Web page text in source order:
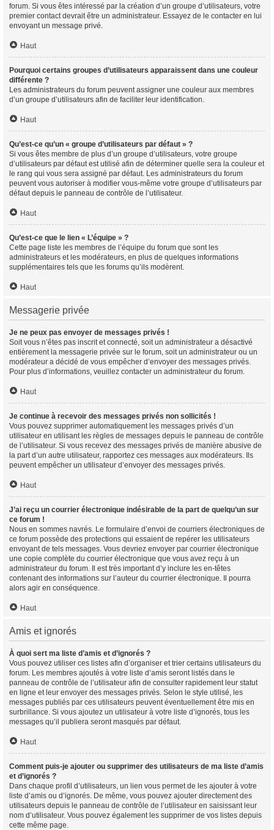
forum. Si vous êtes intéressé par la création d’un groupe d’utilisateurs, votre
premier contact devrait être un administrateur. Essayez de le contacter en lui
envoyant un message privé.
Haut
Pourquoi certains groupes d’utilisateurs apparaissent dans une couleur
différente ?
Les administrateurs du forum peuvent assigner une couleur aux membres
d’un groupe d’utilisateurs afin de faciliter leur identification.
Haut
Qu’est-ce qu’un « groupe d’utilisateurs par défaut » ?
Si vous êtes membre de plus d’un groupe d’utilisateurs, votre groupe
d’utilisateurs par défaut est utilisé afin de déterminer quelle sera la couleur et
le rang qui vous sera assigné par défaut. Les administrateurs du forum
peuvent vous autoriser à modifier vous-même votre groupe d’utilisateurs par
défaut depuis le panneau de contrôle de l’utilisateur.
Haut
Qu’est-ce que le lien « L’équipe » ?
Cette page liste les membres de l’équipe du forum que sont les
administrateurs et les modérateurs, en plus de quelques informations
supplémentaires tels que les forums qu’ils modèrent.
Haut
Messagerie privée
Je ne peux pas envoyer de messages privés !
Soit vous n’êtes pas inscrit et connecté, soit un administrateur a désactivé
entièrement la messagerie privée sur le forum, soit un administrateur ou un
modérateur a décidé de vous empêcher d’envoyer des messages privés.
Pour plus d’informations, veuillez contacter un administrateur du forum.
Haut
Je continue à recevoir des messages privés non sollicités !
Vous pouvez supprimer automatiquement les messages privés d’un
utilisateur en utilisant les règles de messages depuis le panneau de contrôle
de l’utilisateur. Si vous recevez des messages privés de manière abusive de
la part d’un autre utilisateur, rapportez ces messages aux modérateurs. Ils
peuvent empêcher un utilisateur d’envoyer des messages privés.
Haut
J’ai reçu un courrier électronique indésirable de la part de quelqu’un sur
ce forum !
Nous en sommes navrés. Le formulaire d’envoi de courriers électroniques de
ce forum possède des protections qui essaient de repérer les utilisateurs
envoyant de tels messages. Vous devriez envoyer par courrier électronique
une copie complète du courrier électronique que vous avez reçu à un
administrateur du forum. Il est très important d’y inclure les en-têtes
contenant des informations sur l’auteur du courrier électronique. Il pourra
alors agir en conséquence.
Haut
Amis et ignorés
À quoi sert ma liste d’amis et d’ignorés ?
Vous pouvez utiliser ces listes afin d’organiser et trier certains utilisateurs du
forum. Les membres ajoutés à votre liste d’amis seront listés dans le
panneau de contrôle de l’utilisateur afin de consulter rapidement leur statut
en ligne et leur envoyer des messages privés. Selon le style utilisé, les
messages publiés par ces utilisateurs peuvent éventuellement être mis en
surbrillance. Si vous ajoutez un utilisateur à votre liste d’ignorés, tous les
messages qu’il publiera seront masqués par défaut.
Haut
Comment puis-je ajouter ou supprimer des utilisateurs de ma liste d’amis
et d’ignorés ?
Dans chaque profil d’utilisateurs, un lien vous permet de les ajouter à votre
liste d’amis ou d’ignorés. De même, vous pouvez ajouter directement des
utilisateurs depuis le panneau de contrôle de l’utilisateur en saisissant leur
nom d’utilisateur. Vous pouvez également les supprimer de vos listes depuis
cette même page.